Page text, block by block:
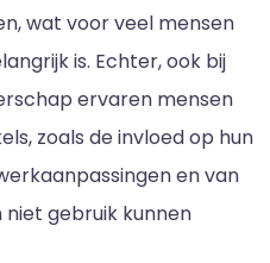
wat voor veel mensen
is. Echter, ook bij
ervaren mensen
zoals de invloed op hun
en van
gebruik kunnen